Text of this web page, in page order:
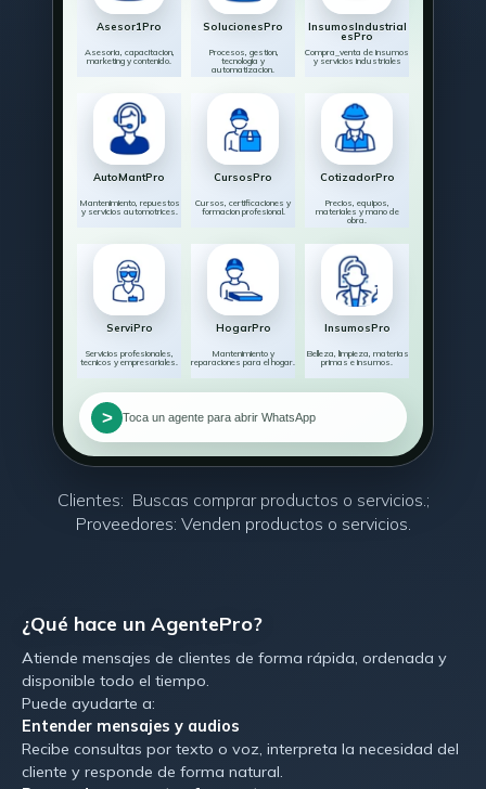
Asesor1Pro
Asesoria, capacitacion,
marketing y contenido.
SolucionesPro
Procesos, gestion,
tecnologia y
automatizacion.
InsumosIndustrial
esPro
Compra_venta de insumos
y servicios industriales
AutoMantPro
Mantenimiento, repuestos
y servicios automotrices.
CursosPro
Cursos, certificaciones y
formacion profesional.
CotizadorPro
Precios, equipos,
materiales y mano de
obra.
ServiPro
Servicios profesionales,
tecnicos y empresariales.
HogarPro
Mantenimiento y
reparaciones para el hogar.
InsumosPro
Belleza, limpieza, materias
primas e insumos.
> Toca un agente para abrir WhatsApp
Clientes: Buscas comprar productos o servicios.;
Proveedores: Venden productos o servicios.
¿Qué hace un AgentePro?
Atiende mensajes de clientes de forma rápida, ordenada y
disponible todo el tiempo.
Puede ayudarte a:
Entender mensajes y audios
Recibe consultas por texto o voz, interpreta la necesidad del
cliente y responde de forma natural.